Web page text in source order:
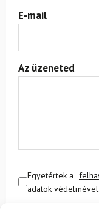
E-mail
Az üzeneted
Egyetértek a
adatok védelmével.